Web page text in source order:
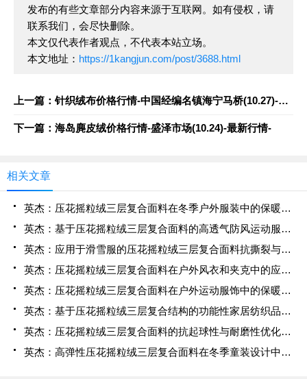
发布的有些文章部分内容来源于互联网。如有侵权，请
联系我们，会尽快删除。
本文仅代表作者观点，不代表本站立场。
本文地址： https://1kangjun.com/post/3688.html
上一篇：针织绒布价格行情-中国经编名镇海宁马桥(10.27)-最新行情-
下一篇：海岛麂皮绒价格行情-盛泽市场(10.24)-最新行情-
相关文章
英杰：压花摇粒绒三层复合面料在冬季户外服装中的保暖性能优化研究
英杰：基于压花摇粒绒三层复合面料的高透气防风运动服饰开发
英杰：应用于滑雪服的压花摇粒绒三层复合面料抗撕裂与耐磨性提升技术
英杰：压花摇粒绒三层复合面料在户外风衣和夹克中的应用与性能
英杰：压花摇粒绒三层复合面料在户外运动服饰中的保暖与透气性能研究
英杰：基于压花摇粒绒三层复合结构的功能性家居纺织品开发与应用
英杰：压花摇粒绒三层复合面料的抗起球性与耐磨性优化技术分析
英杰：高弹性压花摇粒绒三层复合面料在冬季童装设计中的应用实践